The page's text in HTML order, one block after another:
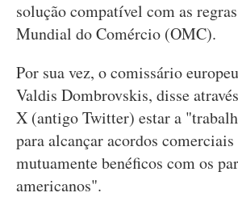
solução compatível com as
Mundial do Comércio (OMC).
Por sua vez, o comissário
Valdis Dombrovskis, disse
X (antigo Twitter) estar a
para alcançar acordos
mutuamente benéficos com os
americanos".